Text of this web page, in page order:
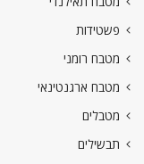
פשטידות
מטבח רומני
מטבח ארגנטינאי
מטבלים
תבשילים